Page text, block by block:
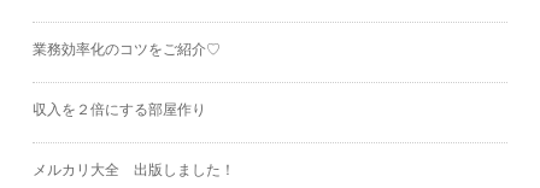
業務効率化のコツをご紹介♡
収入を２倍にする部屋作り
メルカリ大全 出版しました！